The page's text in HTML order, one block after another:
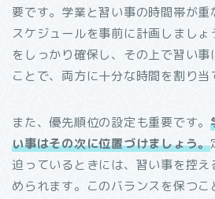
要です。学業と習い事の時間帯が
スケジュールを事前に計画しまし
をしっかり確保し、その上で習い
ことで、両方に十分な時間を割り当
また、優先順位の設定も重要です。
い事はその次に位置づけましょう。
迫っているときには、習い事を控
められます。このバランスを保つ